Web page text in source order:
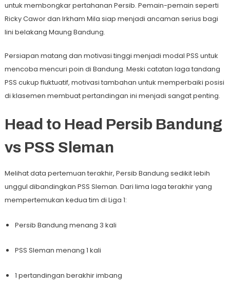
untuk membongkar pertahanan Persib. Pemain-pemain seperti
Ricky Cawor dan Irkham Mila siap menjadi ancaman serius bagi
lini belakang Maung Bandung.
Persiapan matang dan motivasi tinggi menjadi modal PSS untuk
mencoba mencuri poin di Bandung. Meski catatan laga tandang
PSS cukup fluktuatif, motivasi tambahan untuk memperbaiki posisi
di klasemen membuat pertandingan ini menjadi sangat penting.
Head to Head Persib Bandung
vs PSS Sleman
Melihat data pertemuan terakhir, Persib Bandung sedikit lebih
unggul dibandingkan PSS Sleman. Dari lima laga terakhir yang
mempertemukan kedua tim di Liga 1:
Persib Bandung menang 3 kali
PSS Sleman menang 1 kali
1 pertandingan berakhir imbang